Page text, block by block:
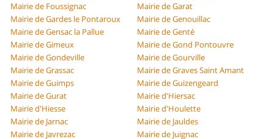
Mairie de Foussignac
Mairie de Garat
Mairie de Gardes le Pontaroux
Mairie de Genouillac
Mairie de Gensac la Pallue
Mairie de Genté
Mairie de Gimeux
Mairie de Gond Pontouvre
Mairie de Gondeville
Mairie de Gourville
Mairie de Grassac
Mairie de Graves Saint Amant
Mairie de Guimps
Mairie de Guizengeard
Mairie de Gurat
Mairie d'Hiersac
Mairie d'Hiesse
Mairie d'Houlette
Mairie de Jarnac
Mairie de Jauldes
Mairie de Javrezac
Mairie de Juignac